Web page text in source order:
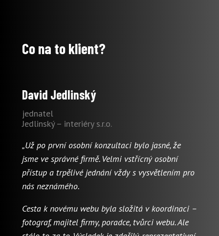
Co na to klient?
David Jedlinský
jednatel
Jedlinský – interiéry s.r.o.
„Už po první osobní konzultaci bylo jasné, že
jsme ve správné firmě. Velmi vstřícný osobní
přístup a trpělivé jednání vždy s vysvětlením pro
nás neznámého.
Cesta k novému webu byla složitá v koordinaci –
fotograf, majitel firmy, poradce, tvůrci webu. Ale